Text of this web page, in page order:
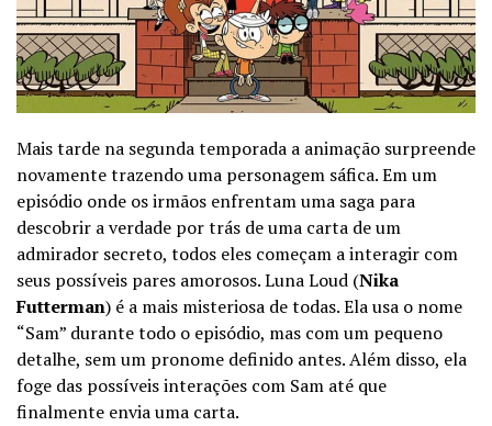
Mais tarde na segunda temporada a animação surpreende
novamente trazendo uma personagem sáfica. Em um
episódio onde os irmãos enfrentam uma saga para
descobrir a verdade por trás de uma carta de um
admirador secreto, todos eles começam a interagir com
seus possíveis pares amorosos. Luna Loud (Nika
Futterman) é a mais misteriosa de todas. Ela usa o nome
“Sam” durante todo o episódio, mas com um pequeno
detalhe, sem um pronome definido antes. Além disso, ela
foge das possíveis interações com Sam até que
finalmente envia uma carta.